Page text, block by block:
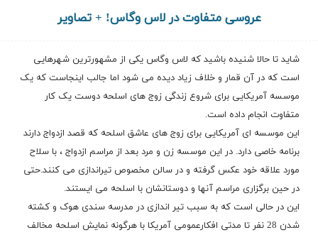
عروسی متفاوت در لاس وگاس! + تصاویر
شاید تا حالا شنیده باشید که لاس وگاس یکی از مشهورترین شهرهایی
است که در آن قمار و خلاف زیاد دیده می شود اما جالب اینجاست که یک
موسسه آمریکایی برای شروع زندگی زوج های اسلحه دوست یک کار
متفاوت انجام داده است.
این موسسه ای آمریکایی برای زوج های عاشق اسلحه که قصد ازدواج دارند
برنامه خاصی دارد. در این موسسه زن و مرد بعد از مراسم ازدواج ، با سلاح
مورد علاقه خود عکس گرفته و در سالن مخصوص تیراندازی می کنند.حتی
در حین برگزاری مراسم آنها و دوستانشان با اسلحه می ایستند.
این در حالی است که به سبب تیر اندازی در مدرسه سندی هوک و کشته
شدن 28 نفر تا مدتی افکارعمومی آمریکا با هرگونه نمایش اسلحه مخالف